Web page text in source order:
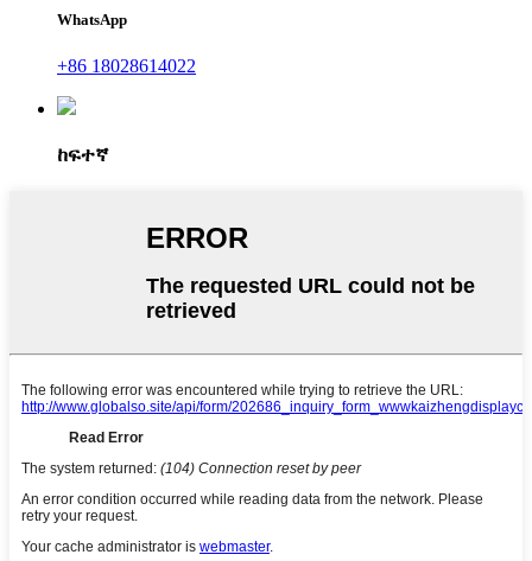
WhatsApp
+86 18028614022
ከፍተኛ